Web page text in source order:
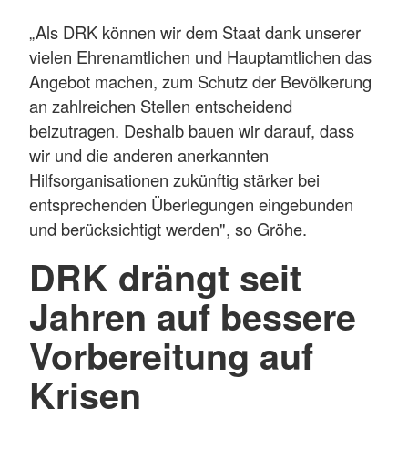
„Als DRK können wir dem Staat dank unserer
vielen Ehrenamtlichen und Hauptamtlichen das
Angebot machen, zum Schutz der Bevölkerung
an zahlreichen Stellen entscheidend
beizutragen. Deshalb bauen wir darauf, dass
wir und die anderen anerkannten
Hilfsorganisationen zukünftig stärker bei
entsprechenden Überlegungen eingebunden
und berücksichtigt werden", so Gröhe.
DRK drängt seit
Jahren auf bessere
Vorbereitung auf
Krisen